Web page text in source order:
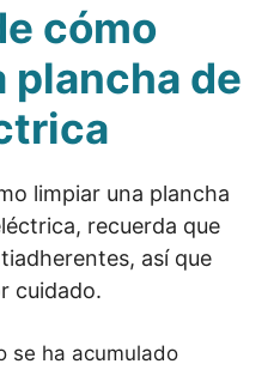
cómo
plancha de
limpiar una plancha
recuerda que
así que
cuidado.
se ha acumulado